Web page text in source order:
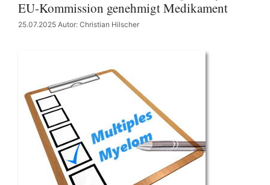
EU-Kommission genehmigt Medikament
25.07.2025 Autor: Christian Hilscher